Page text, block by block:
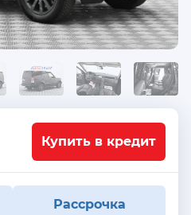
Купить в кредит
Рассрочка